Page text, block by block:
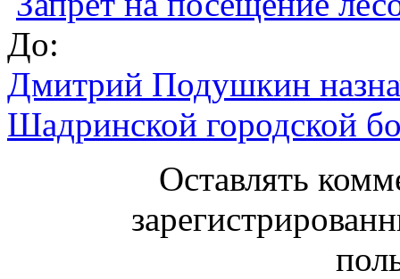
До:
Дмитрий Подушкин
Шадринской городской
Оставлять